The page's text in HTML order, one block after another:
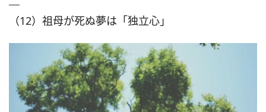
（12）祖母が死ぬ夢は「独立心」